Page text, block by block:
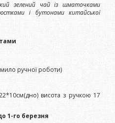
зелений чай із шматочками
і бутонами китайської
ручної роботи)
висота з ручкою 17
1-го березня